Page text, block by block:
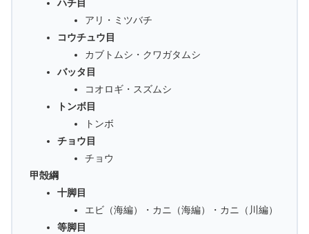
ハチ目
アリ・ミツバチ
コウチュウ目
カブトムシ・クワガタムシ
バッタ目
コオロギ・スズムシ
トンボ目
トンボ
チョウ目
チョウ
甲殻綱
十脚目
エビ（海編）・カニ（海編）・カニ（川編）
等脚目